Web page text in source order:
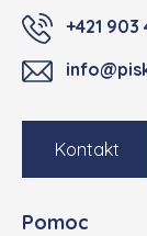
+421 903
Kontakt
Pomoc